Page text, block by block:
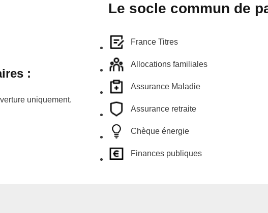
:
uniquement.
Le socle commun de
France Titres
Allocations familiales
Assurance Maladie
Assurance retraite
Chèque énergie
Finances publiques